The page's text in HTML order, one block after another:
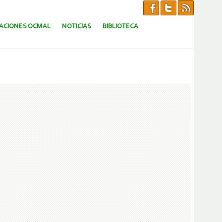
OCMAL NOTICIAS BIBLIOTECA